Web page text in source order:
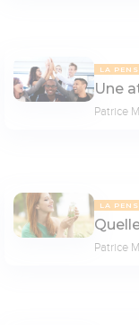
LA
Une
Patrice
LA
Patrice